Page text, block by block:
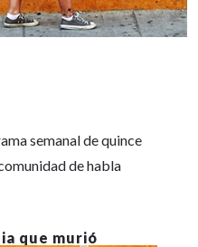
semanal de quince
de habla
que murió